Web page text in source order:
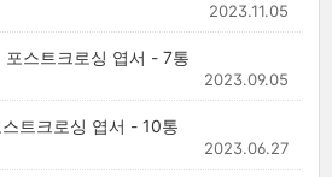
2023.11.05
스트크로싱 엽서 - 7통
2023.09.05
트크로싱 엽서 - 10통
2023.06.27